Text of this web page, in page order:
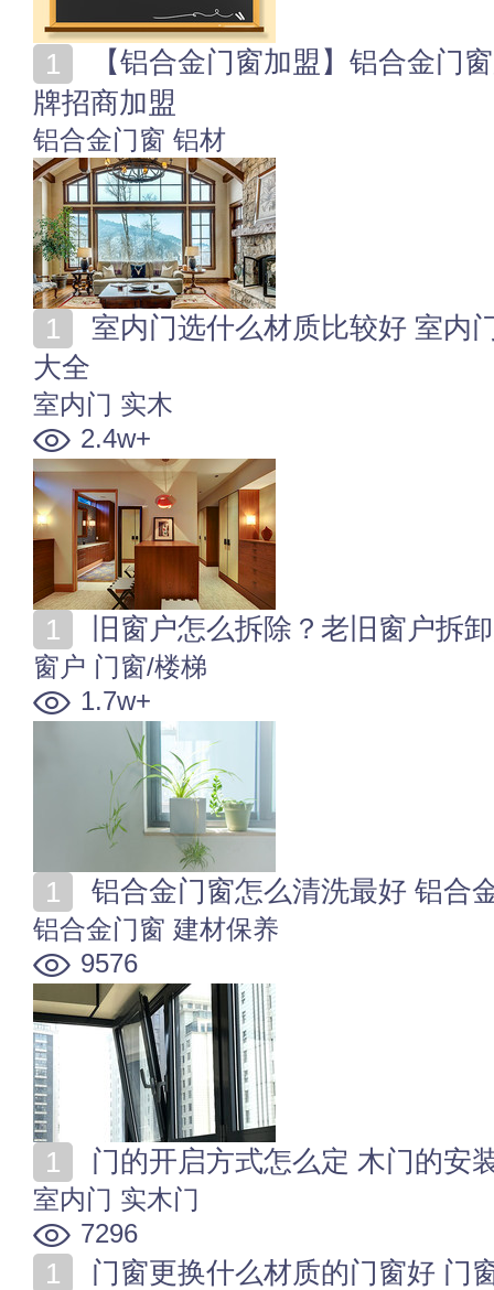
牌招商加盟
铝合金门窗 铝材
大全
室内门 实木
2.4w+
旧窗户怎么拆除？老旧窗户拆
窗户 门窗/楼梯
1.7w+
铝合金门窗怎么清洗最好 铝合
铝合金门窗 建材保养
9576
门的开启方式怎么定 木门的安
室内门 实木门
7296